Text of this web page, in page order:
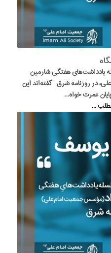
یادداشت‌های هفتگی شارمین
در روزنامه شرق گفته‌اند این
عمرت خواه…
...